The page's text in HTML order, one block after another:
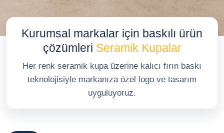
EN DE
Kurumsal markalar için baskılı ürün
çözümleri Seramik Kupalar
Her renk seramik kupa üzerine kalıcı fırın baskı
teknolojisiyle markanıza özel logo ve tasarım
uyguluyoruz.